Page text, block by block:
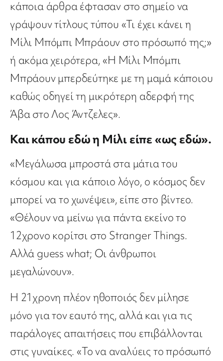
κάποια άρθρα έφτασαν στο σημείο να
γράψουν τίτλους τύπου «Τι έχει κάνει η
Μίλι Μπόμπι Μπράουν στο πρόσωπό της;»
ή ακόμα χειρότερα, «Η Μίλι Μπόμπι
Μπράουν μπερδεύτηκε με τη μαμά κάποιου
καθώς οδηγεί τη μικρότερη αδερφή της
Άβα στο Λος Άντζελες».
Και κάπου εδώ η Μίλι είπε «ως εδώ».
«Μεγάλωσα μπροστά στα μάτια του
κόσμου και για κάποιο λόγο, ο κόσμος δεν
μπορεί να το χωνέψει», είπε στο βίντεο.
«Θέλουν να μείνω για πάντα εκείνο το
12χρονο κορίτσι στο Stranger Things.
Αλλά guess what; Οι άνθρωποι
μεγαλώνουν».
Η 21χρονη πλέον ηθοποιός δεν μίλησε
μόνο για τον εαυτό της, αλλά και για τις
παράλογες απαιτήσεις που επιβάλλονται
στις γυναίκες. «Το να αναλύεις το πρόσωπό